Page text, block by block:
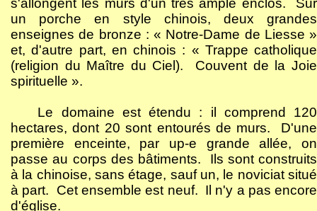
s'allongent les murs d'un très ample enclos.
Sur
un porche en style chinois, deux grandes
enseignes de bronze : « Notre-Dame de Liesse »
et, d'autre part, en chinois : « Trappe catholique
(religion du Maître du Ciel).
Couvent de la Joie
spirituelle ».
Le domaine est étendu : il comprend 120
hectares, dont 20 sont entourés de murs.
D'une
première enceinte, par up-e grande allée, on
passe au corps des bâtiments.
Ils sont construits
à la chinoise, sans étage, sauf un, le noviciat situé
à part.
Cet ensemble est neuf. Il n'y a pas encore
d'église.